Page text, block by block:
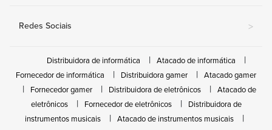
Redes Sociais >
Distribuidora de informática
Atacado de informática
Fornecedor de informática
Distribuidora gamer
Atacado gamer
Fornecedor gamer
Distribuidora de eletrônicos
Atacado de
eletrônicos
Fornecedor de eletrônicos
Distribuidora de
instrumentos musicais
Atacado de instrumentos musicais